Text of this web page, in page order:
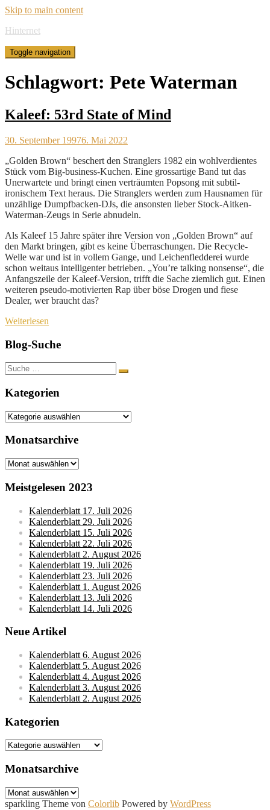
Skip to main content
Hinternet
Toggle navigation
Schlagwort: Pete Waterman
Kaleef: 53rd State of Mind
30. September 19976. Mai 2022
„Golden Brown“ beschert den Stranglers 1982 ein wohlverdientes
Stück vom Big-business-Kuchen. Eine grossartige Band tut das
Unerwartete und bringt einen verträumten Popsong mit subtil-
ironischem Text heraus. Die Stranglers werden zum Hausnamen für
unzählige Dumpfbacken-DJs, die ansonsten lieber Stock-Aitken-
Waterman-Zeugs in Serie abnudeln.
Als Kaleef 15 Jahre später ihre Version von „Golden Brown“ auf
den Markt bringen, gibt es keine Überraschungen. Die Recycle-
Welle war und ist in vollem Gange, und Leichenfledderei wurde
schon weitaus intelligenter betrieben. „You’re talking nonsense“, die
Anfangszeile der Kaleef-Version, trifft die Sache ziemlich gut. Einen
weiteren pseudo-motivierten Rap über böse Drogen und fiese
Dealer, wer braucht das?
Weiterlesen
Blog-Suche
Suche
nach:
Kategorien
Kategorien
Monatsarchive
Monatsarchive
Meistgelesen 2023
Kalenderblatt 17. Juli 2026
Kalenderblatt 29. Juli 2026
Kalenderblatt 15. Juli 2026
Kalenderblatt 22. Juli 2026
Kalenderblatt 2. August 2026
Kalenderblatt 19. Juli 2026
Kalenderblatt 23. Juli 2026
Kalenderblatt 1. August 2026
Kalenderblatt 13. Juli 2026
Kalenderblatt 14. Juli 2026
Neue Artikel
Kalenderblatt 6. August 2026
Kalenderblatt 5. August 2026
Kalenderblatt 4. August 2026
Kalenderblatt 3. August 2026
Kalenderblatt 2. August 2026
Kategorien
Kategorien
Monatsarchive
Monatsarchive
sparkling Theme von Colorlib Powered by WordPress